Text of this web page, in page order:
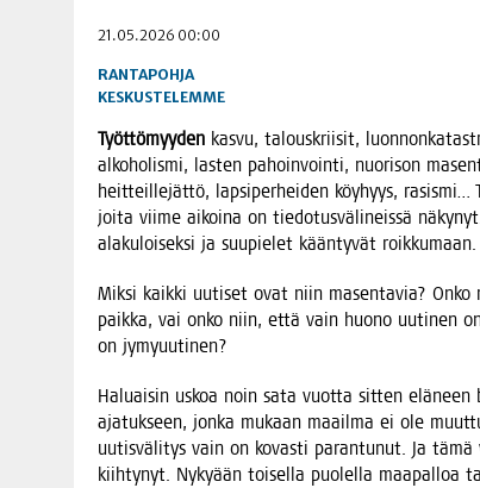
21.05.2026 00:00
RANTAPOHJA
KESKUSTELEMME
Työt­tö­myy­den kas­vu, talous­krii­sit,
alko­ho­lis­mi, las­ten pahoin­voin­ti, nuo­ri­son
heit­teil­le­jät­tö, lap­si­per­hei­den köy­hyys, rasis­mi…
joi­ta vii­me aikoi­na on tie­do­tus­vä­li­neis­sä
ala­ku­loi­sek­si ja suu­pie­let kään­ty­vät roikkumaan.
Mik­si kaik­ki uuti­set ovat niin masen­ta­via? Onko
paik­ka, vai onko niin, että vain huo­no uuti­nen
on jymyuutinen?
Haluai­sin uskoa noin sata vuot­ta sit­ten elä­neen
aja­tuk­seen, jon­ka mukaan maa­il­ma ei ole
uutis­vä­li­tys vain on kovas­ti paran­tu­nut. Ja
kiih­ty­nyt. Nyky­ään toi­sel­la puo­lel­la maa­pal­loa